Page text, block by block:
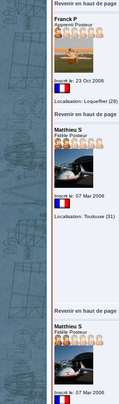
Revenir en haut de page
Franck P
Apprenti Posteur
Inscrit le: 23 Oct 2006
Localisation: Loqueffret (29)
Revenir en haut de page
Matthieu S
Fidèle Posteur
Inscrit le: 07 Mar 2006
Localisation: Toulouse (31)
Revenir en haut de page
Matthieu S
Fidèle Posteur
Inscrit le: 07 Mar 2006